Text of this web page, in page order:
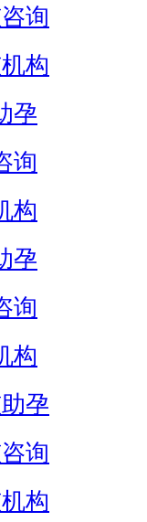
询
构
孕
询
构
孕
询
构
孕
询
构